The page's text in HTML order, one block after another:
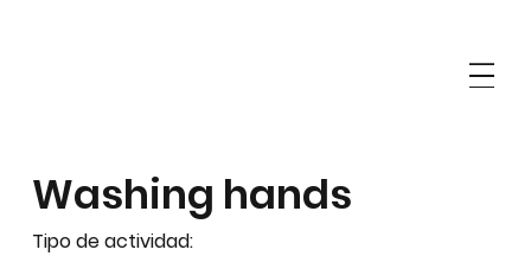
Washing hands
Tipo de actividad: